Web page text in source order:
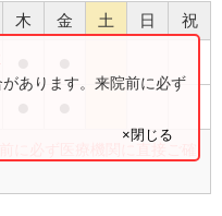
木 金 土 日 祝
に必ず医療機関に直接ご確
あります。来院前に必ず
×閉じる